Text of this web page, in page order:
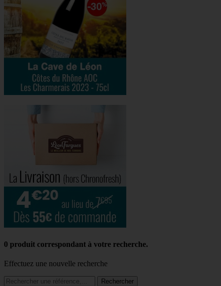
0 produit correspondant à votre recherche.
Effectuez une nouvelle recherche
Rechercher